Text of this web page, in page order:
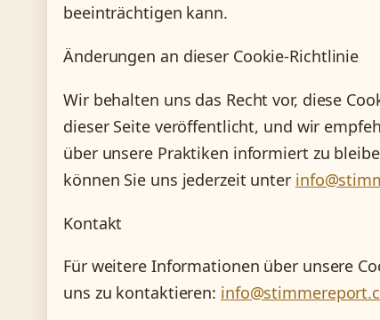
beeinträchtigen kann.
Änderungen an dieser Cookie-Richtlinie
Wir behalten uns das Recht vor, diese
dieser Seite veröffentlicht, und wir
über unsere Praktiken informiert zu
können Sie uns jederzeit unter
Kontakt
Für weitere Informationen über unsere
uns zu kontaktieren: